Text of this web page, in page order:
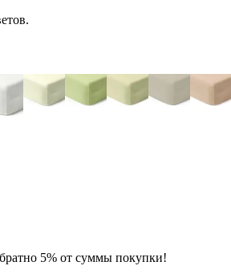
5% от суммы покупки!